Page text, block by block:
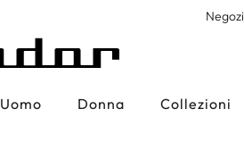
Negozi
Uomo Donna Collezioni